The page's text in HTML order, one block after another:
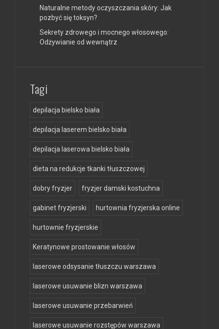
Naturalne metody oczyszczania skóry: Jak
pozbyć się toksyn?
Sekrety zdrowego i mocnego włosowego:
Odżywianie od wewnątrz
Tagi
depilacja bielsko biała
depilacja laserem bielsko biała
depilacja laserowa bielsko biała
dieta na redukcje tkanki tłuszczowej
dobry fryzjer fryzjer damski kostuchna
gabinet fryzjerski hurtownia fryzjerska online
hurtownie fryzjerskie
Keratynowe prostowanie włosów
laserowe odsysanie tłuszczu warszawa
laserowe usuwanie blizn warszawa
laserowe usuwanie przebarwień
laserowe usuwanie rozstępów warszawa